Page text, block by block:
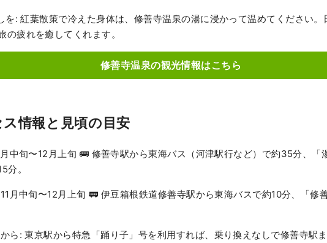
を: 紅葉散策で冷えた身体は、修善寺温泉の湯に浸かって温めてください。
の疲れを癒してくれます。
修善寺温泉の観光情報はこちら
情報と見頃の目安
中旬〜12月上旬 🚌 修善寺駅から東海バス（河津駅行など）で約35分、「
分。
月中旬〜12月上旬 🚃 伊豆箱根鉄道修善寺駅から東海バスで約10分、「修
ら: 東京駅から特急「踊り子」号を利用すれば、乗り換えなしで修善寺駅